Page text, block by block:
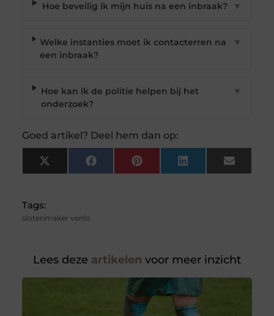
Hoe beveilig ik mijn huis na een inbraak? ▼
Welke instanties moet ik contacterren na
een inbraak?
▼
Hoe kan ik de politie helpen bij het
onderzoek?
▼
Goed artikel? Deel hem dan op:
X
(Twitter)
FacebookPinterest LinkedIn Email
Tags:
slotenmaker venlo
Lees deze artikelen voor meer inzicht